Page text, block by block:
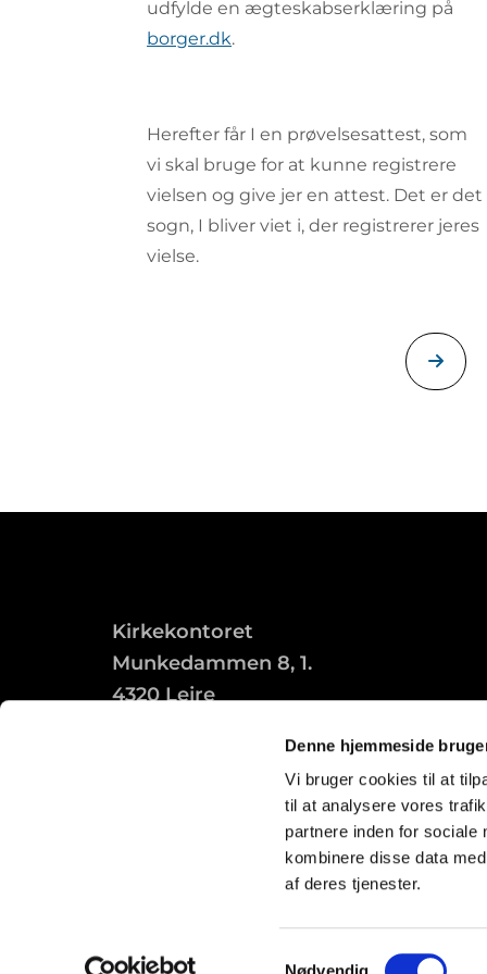
Denne hjemmeside
Vi bruger cookies til at
til at analysere vores
partnere inden for sociale
kombinere disse data
af deres tjenester.
Samtykkevalg
Nødvendig
udfylde en ægteskabserklæring på
borger.dk.
Herefter får I en prøvelsesattest, som
vi skal bruge for at kunne registrere
vielsen og give jer en attest. Det er det
sogn, I bliver viet i, der registrerer jeres
vielse.
Kirkekontoret
Munkedammen 8, 1.
4320 Lejre